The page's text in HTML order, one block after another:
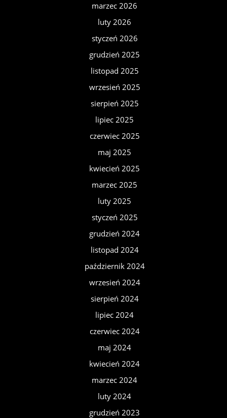
marzec 2026
luty 2026
styczeń 2026
grudzień 2025
listopad 2025
wrzesień 2025
sierpień 2025
lipiec 2025
czerwiec 2025
maj 2025
kwiecień 2025
marzec 2025
luty 2025
styczeń 2025
grudzień 2024
listopad 2024
październik 2024
wrzesień 2024
sierpień 2024
lipiec 2024
czerwiec 2024
maj 2024
kwiecień 2024
marzec 2024
luty 2024
grudzień 2023